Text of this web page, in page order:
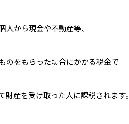
人から現金や不動産等、
のをもらった場合にかかる税金で
財産を受け取った人に課税されます